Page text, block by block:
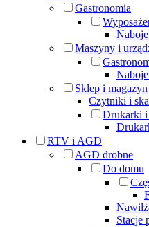
Gastronomia
Maszyny i
Sklep i magazyn
Czytniki i
Drukarki i
RTV i AGD
AGD drobne
Do domu
Stacje